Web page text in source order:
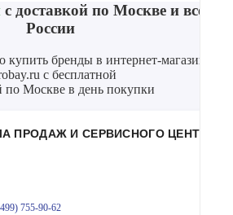
с доставкой по Москве и всей
России
купить бренды в интернет-магазине
с бесплатной
по Москве в день покупки
ПРОДАЖ И СЕРВИСНОГО ЦЕНТРА
755-90-62